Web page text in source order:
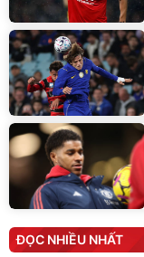
ĐỌC NHIỀU NHẤT